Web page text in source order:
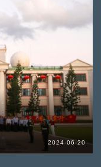
2024-06-20